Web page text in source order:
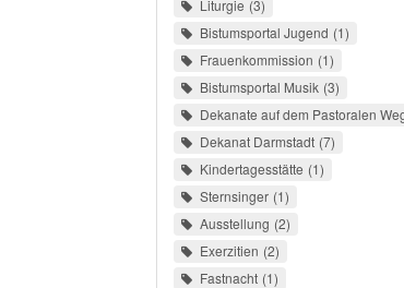
Liturgie 3
Bistumsportal Jugend 1
Frauenkommission 1
Bistumsportal Musik 3
Dekanate auf dem Pastoralen
Dekanat Darmstadt 7
Kindertagesstätte 1
Sternsinger 1
Ausstellung 2
Exerzitien 2
Fastnacht 1